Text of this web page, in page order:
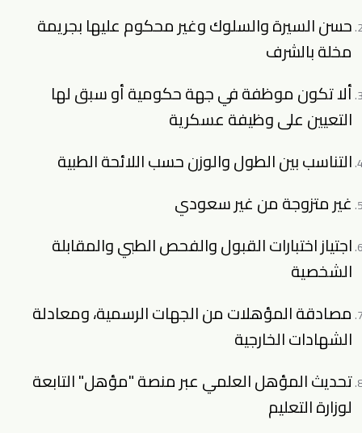
حسن السيرة والسلوك وغير محكوم عليها بجريمة
مخلة بالشرف
ألا تكون موظفة في جهة حكومية أو سبق لها
التعيين على وظيفة عسكرية
التناسب بين الطول والوزن حسب اللائحة الطبية
غير متزوجة من غير سعودي
اجتياز اختبارات القبول والفحص الطبي والمقابلة
الشخصية
مصادقة المؤهلات من الجهات الرسمية، ومعادلة
الشهادات الخارجية
تحديث المؤهل العلمي عبر منصة "مؤهل" التابعة
لوزارة التعليم